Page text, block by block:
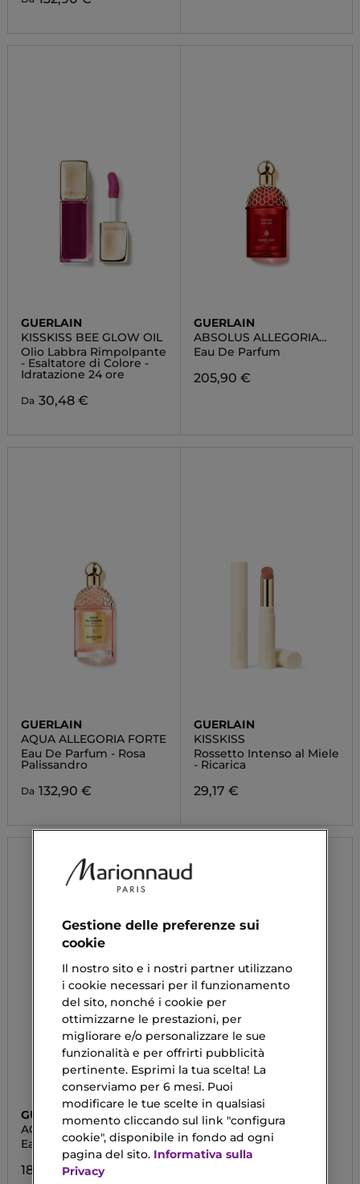
GUERLAIN
KISSKISS BEE GLOW OIL
Olio Labbra Rimpolpante
- Esaltatore di Colore -
Idratazione 24 ore
Da 30,48 €
GUERLAIN
ABSOLUS ALLEGORIA
AMBRE SAMAR
Eau De Parfum
205,90 €
GUERLAIN
AQUA ALLEGORIA FORTE
Eau De Parfum - Rosa
Palissandro
Da 132,90 €
GUERLAIN
KISSKISS
Rossetto Intenso al Miele
- Ricarica
29,17 €
GUERLAIN
AQUA ALLEGORIA -
ROSA ROSSA FORTE
Eau De Parfum
180,90 €
GUERLAIN
VÉTIVER
Eau de Toilette
Gestione delle preferenze sui
cookie
Il nostro sito e i nostri partner utilizzano
i cookie necessari per il funzionamento
del sito, nonché i cookie per
ottimizzarne le prestazioni, per
migliorare e/o personalizzare le sue
funzionalità e per offrirti pubblicità
pertinente. Esprimi la tua scelta! La
conserviamo per 6 mesi. Puoi
modificare le tue scelte in qualsiasi
momento cliccando sul link "configura
cookie", disponibile in fondo ad ogni
pagina del sito. Informativa sulla
Privacy